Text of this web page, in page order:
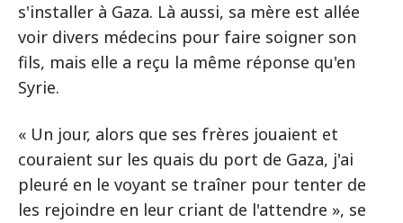
s'installer à Gaza. Là aussi, sa mère est allée
voir divers médecins pour faire soigner son
fils, mais elle a reçu la même réponse qu'en
Syrie.
« Un jour, alors que ses frères jouaient et
couraient sur les quais du port de Gaza, j'ai
pleuré en le voyant se traîner pour tenter de
les rejoindre en leur criant de l'attendre », se